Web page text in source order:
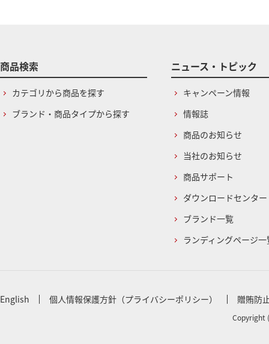
商品検索
カテゴリから商品を探す
ブランド・商品タイプから探す
ニュース・トピック
キャンペーン情報
情報誌
商品のお知らせ
当社のお知らせ
商品サポート
ダウンロードセンター
ブランド一覧
ランディングページ一
English 個人情報保護方針（プライバシーポリシー） 贈賄防
Copyright